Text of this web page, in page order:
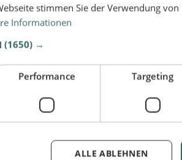
bei glutenfrei, vegan, vegetarisch oder
stimmen Sie der Verwendung
Informationen
(1650) →
Performance Targeting
ALLE ABLEHNEN